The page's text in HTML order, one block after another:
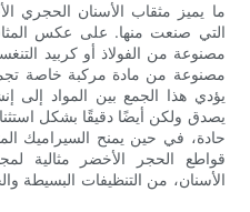
ما يميز مثقاب الأسنان الحجري
التي صنعت منها. على عكس
مصنوعة من الفولاذ أو كربيد
مصنوعة من مادة مركبة خاصة
يؤدي هذا الجمع بين المواد إلى
يصدق ولكن أيضًا دقيقًا بشكل
حادة، في حين يمنح السيراميك
قواطع الحجر الأخضر مثالية
الأسنان، من التنظيفات البسيطة